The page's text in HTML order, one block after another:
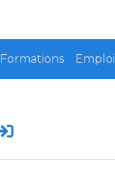
Formations Emploi